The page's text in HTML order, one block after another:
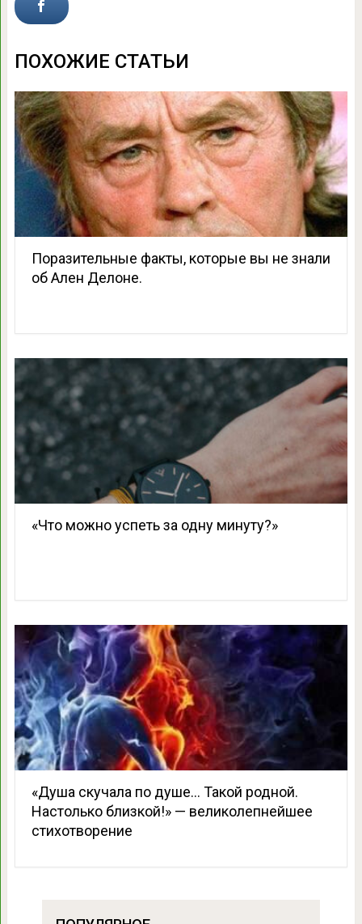
ПОХОЖИЕ СТАТЬИ
Поразительные факты, которые вы не знали
об Ален Делоне.
«Что можно успеть за одну минуту?»
«Душа скучала по душе… Такой родной.
Настолько близкой!» — великолепнейшее
стихотворение